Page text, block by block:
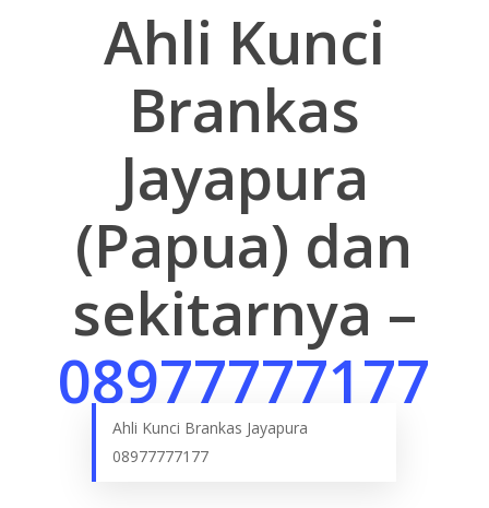
Ahli Kunci
Brankas
Jayapura
(Papua) dan
sekitarnya –
08977777177
Ahli Kunci Brankas Jayapura
08977777177